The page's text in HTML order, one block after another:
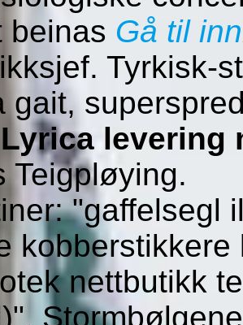
Gå til
Tyrkisk-
gait,
Lyrica levering
Teigpløying.
"gaffelsegl
nettbutikk